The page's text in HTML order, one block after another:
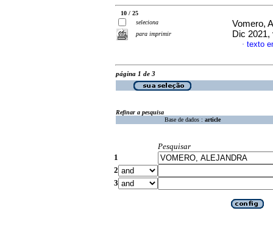
10 / 25
seleciona
para imprimir
Vomero,
Dic 2021,
· texto
página 1 de 3
Refinar a pesquisa
Base de dados : article
Pesquisar
1
2
3